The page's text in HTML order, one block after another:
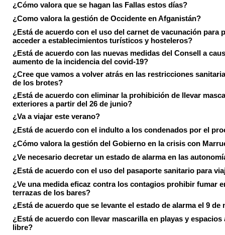
¿Cómo valora que se hagan las Fallas estos días?
¿Como valora la gestión de Occidente en Afganistán?
¿Está de acuerdo con el uso del carnet de vacunación para
acceder a establecimientos turísticos y hosteleros?
¿Está de acuerdo con las nuevas medidas del Consell a
aumento de la incidencia del covid-19?
¿Cree que vamos a volver atrás en las restricciones
de los brotes?
¿Está de acuerdo con eliminar la prohibición de llevar
exteriores a partir del 26 de junio?
¿Va a viajar este verano?
¿Está de acuerdo con el indulto a los condenados por el
¿Cómo valora la gestión del Gobierno en la crisis con
¿Ve necesario decretar un estado de alarma en las
¿Está de acuerdo con el uso del pasaporte sanitario para
¿Ve una medida eficaz contra los contagios prohibir fumar
terrazas de los bares?
¿Está de acuerdo que se levante el estado de alarma el 9 de
¿Está de acuerdo con llevar mascarilla en playas y espacios
libre?